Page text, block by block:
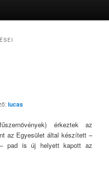
lucas
érkeztek az
az Egyesület által készített –
– pad is új helyett kapott az